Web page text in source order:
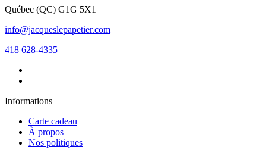
Québec (QC) G1G 5X1
info@jacqueslepapetier.com
418 628-4335
Informations
Carte cadeau
À propos
Nos politiques